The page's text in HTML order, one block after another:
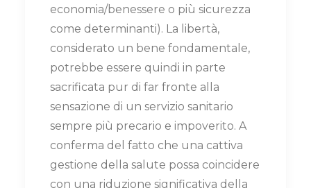
economia/benessere o più sicurezza
come determinanti). La libertà,
considerato un bene fondamentale,
potrebbe essere quindi in parte
sacrificata pur di far fronte alla
sensazione di un servizio sanitario
sempre più precario e impoverito. A
conferma del fatto che una cattiva
gestione della salute possa coincidere
con una riduzione significativa della